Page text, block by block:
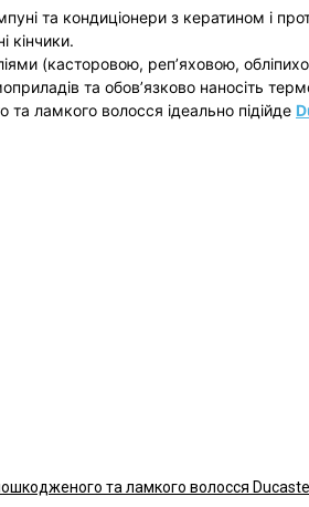
та кондиціонери з кератином і
кінчики.
(касторовою, реп’яховою,
та обов’язково наносіть
ламкого волосся ідеально підійде
та ламкого волосся